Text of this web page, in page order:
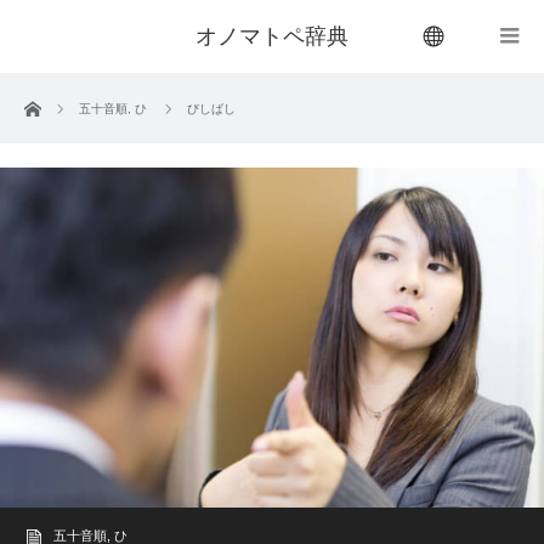
オノマトペ辞典
ホーム 五十音順 ひ びしばし
五十音順 ひ